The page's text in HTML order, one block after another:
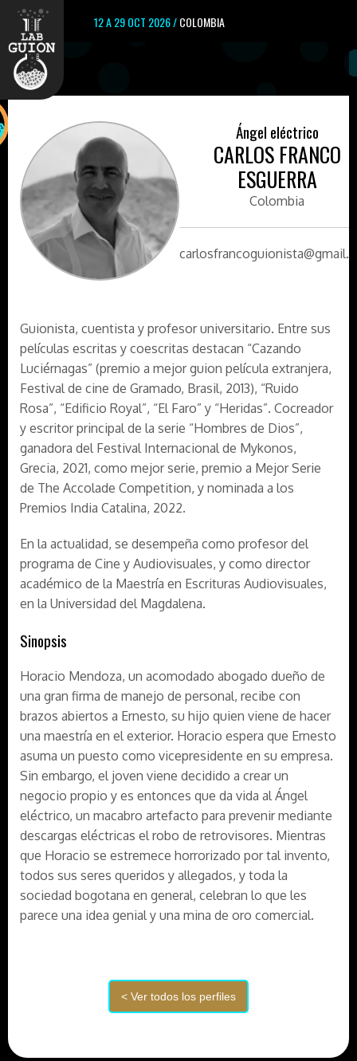
12 A 29 OCT 2026 /COLOMBIA
Ángel eléctrico
CARLOS FRANCO
ESGUERRA
Colombia
Guionista, cuentista y profesor universitario. Entre sus
películas escritas y coescritas destacan “Cazando
Luciérnagas” (premio a mejor guion película extranjera,
Festival de cine de Gramado, Brasil, 2013), “Ruido
Rosa”, “Edificio Royal”, “El Faro” y “Heridas”. Cocreador
y escritor principal de la serie “Hombres de Dios”,
ganadora del Festival Internacional de Mykonos,
Grecia, 2021, como mejor serie, premio a Mejor Serie
de The Accolade Competition, y nominada a los
Premios India Catalina, 2022.
En la actualidad, se desempeña como profesor del
programa de Cine y Audiovisuales, y como director
académico de la Maestría en Escrituras Audiovisuales,
en la Universidad del Magdalena.
Sinopsis
Horacio Mendoza, un acomodado abogado dueño de
una gran firma de manejo de personal, recibe con
brazos abiertos a Ernesto, su hijo quien viene de hacer
una maestría en el exterior. Horacio espera que Ernesto
asuma un puesto como vicepresidente en su empresa.
Sin embargo, el joven viene decidido a crear un
negocio propio y es entonces que da vida al Ángel
eléctrico, un macabro artefacto para prevenir mediante
descargas eléctricas el robo de retrovisores. Mientras
que Horacio se estremece horrorizado por tal invento,
todos sus seres queridos y allegados, y toda la
sociedad bogotana en general, celebran lo que les
parece una idea genial y una mina de oro comercial.